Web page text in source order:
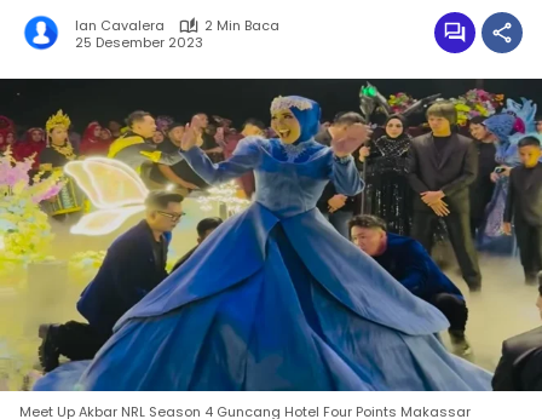
Ian Cavalera
2 Min Baca
25 Desember 2023
Meet Up Akbar NRL Season 4 Guncang Hotel Four Points Makassar